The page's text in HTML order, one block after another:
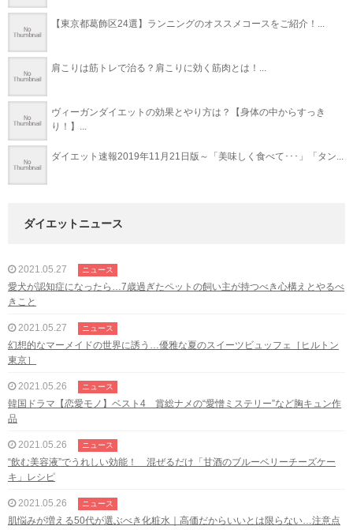
【東京都葛飾区24選】ランニングのオススメコースをご紹介！...
肩こりは筋トレで治る？肩こりに効く筋肉とは！...
ヴィーガンダイエットの効果とやり方は？【身体の中からすっき
り！】...
ダイエット速報2019年11月21日版～「美味しく食べて･･･」「タン...
ダイエットニュース
2021.05.27 ニュース
愛犬が認知症になったら…7歳過ぎたペットの飼い主が持つべき心構えとやるべ
きこと
2021.05.27 ニュース
幻想的なマーメイドの世界に誘う…優雅な夏のスイーツビュッフェ［ヒルトン
東京］
2021.05.26 ニュース
韓国ドラマ【恋愛モノ】ベスト4 賞総ナメの“愛憎ミステリー”など胸キュン作
品
2021.05.26 ニュース
“飲む美容液”でうれしい効能！ 混ぜるだけ「甘酒のブルーベリーチーズケー
キ」レシピ
2021.05.26 ニュース
肌悩みが増える50代が選ぶべき化粧水｜高価だからいいとは限らない…注意点